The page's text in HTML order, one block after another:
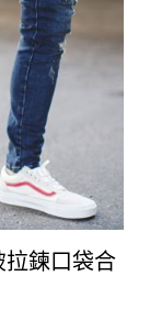
拉鍊口袋合